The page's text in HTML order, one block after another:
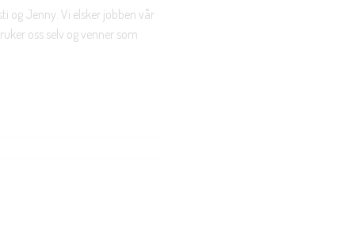
og Jenny. Vi elsker jobben vår
oss selv og venner som